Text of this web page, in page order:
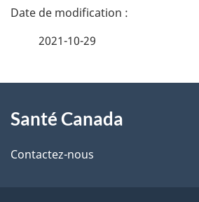
D
i
l
2021-10-29
propos
de
Santé Canada
Contactez-nous